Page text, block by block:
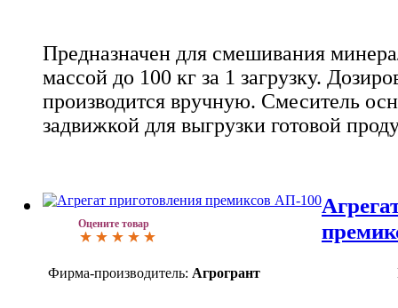
Предназначен для смешивания
массой до 100 кг за 1 загрузку.
производится вручную. Смеситель
задвижкой для выгрузки готовой
Оцените товар
Фирма-производитель: Агрогрант